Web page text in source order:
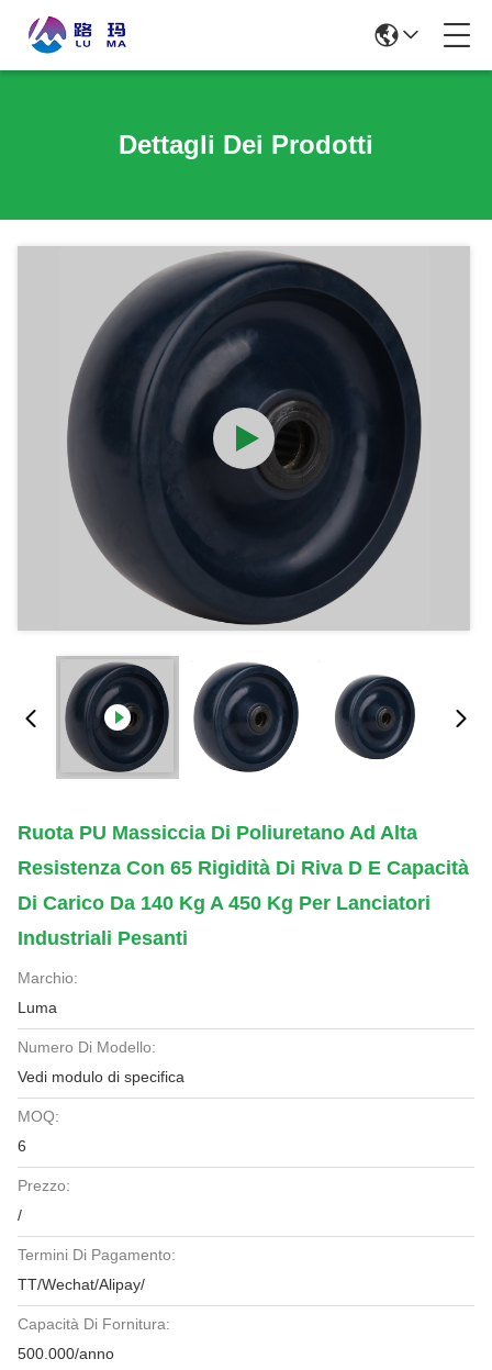
Dettagli Dei Prodotti
Ruota PU Massiccia Di Poliuretano Ad Alta
Resistenza Con 65 Rigidità Di Riva D E Capacità
Di Carico Da 140 Kg A 450 Kg Per Lanciatori
Industriali Pesanti
Marchio:
Luma
Numero Di Modello:
Vedi modulo di specifica
MOQ:
6
Prezzo:
/
Termini Di Pagamento:
TT/Wechat/Alipay/
Capacità Di Fornitura:
500.000/anno